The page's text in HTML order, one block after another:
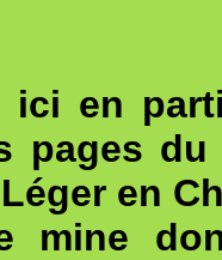
ici en
pages
en
mine